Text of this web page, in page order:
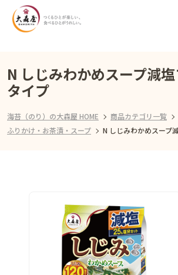
N しじみわかめスープ減
タイプ
海苔（のり）の大森屋 HOME
商品カテゴリ一覧
ふりかけ・お茶漬・スープ
N しじみわかめスープ